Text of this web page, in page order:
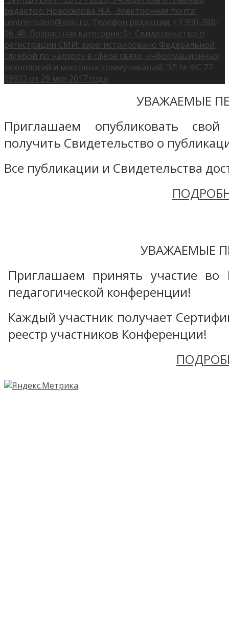
редактор: Новоселова Н.А., Электронная почта:
centreinstein@mail.ru, Телефон редакции: +7 900-388-
06-48, Возрастная категория: 0+ Свидетельство о
регистрации СМИ: зарегистрировано Федеральной
службой по надзору в сфере связи, информационных
технологий и массовых коммуникаций, ЭЛ № ФС 77 -
69923 от 29 мая 2017 года
УВАЖАЕМЫЕ
Приглашаем опубликовать
получить Свидетельство о
Все публикации и Свидетельства
УВАЖАЕМЫЕ
Приглашаем принять участие во
педагогической конференции!
Каждый участник получает
реестр участников Конференции!